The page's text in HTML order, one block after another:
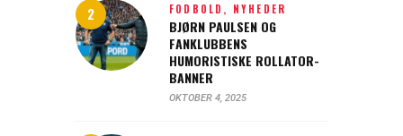
FODBOLD, NYHEDER
BJØRN PAULSEN OG
FANKLUBBENS
HUMORISTISKE ROLLATOR-
BANNER
OKTOBER 4, 2025